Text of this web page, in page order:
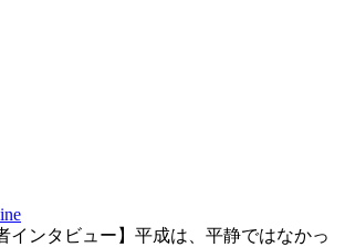
ンタビュー】平成は、平静ではなかっ